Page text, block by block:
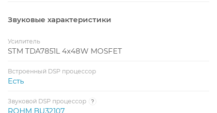
Звуковые характеристики
Усилитель
STM TDA7851L 4x48W MOSFET
Встроенный DSP процессор
Есть
Звуковой DSP процессор ?
ROHM BU32107